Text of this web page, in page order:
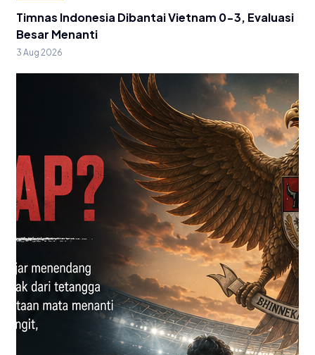
Timnas Indonesia Dibantai Vietnam 0-3, Evaluasi
Besar Menanti
3 Aug 2026